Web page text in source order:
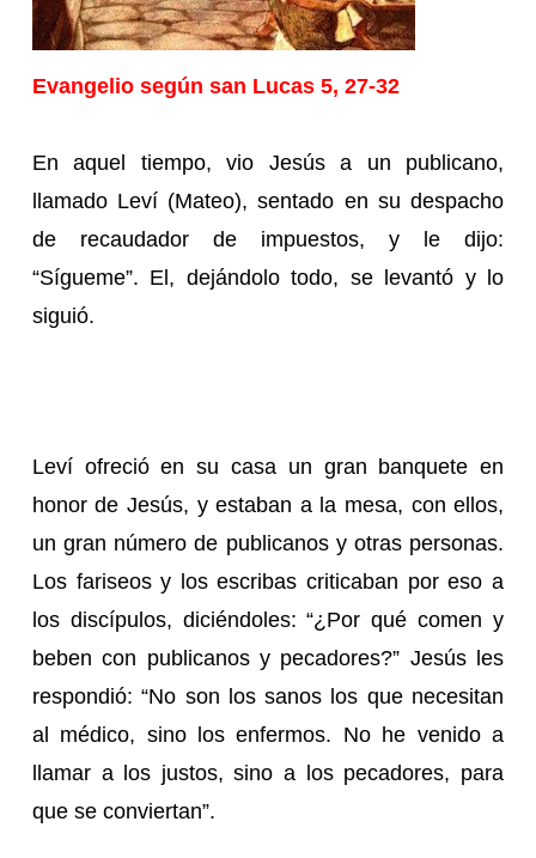
Evangelio según san Lucas 5, 27-32
En aquel tiempo, vio Jesús a un publicano,
llamado Leví (Mateo), sentado en su despacho
de recaudador de impuestos, y le dijo:
“Sígueme”. El, dejándolo todo, se levantó y lo
siguió.
Leví ofreció en su casa un gran banquete en
honor de Jesús, y estaban a la mesa, con ellos,
un gran número de publicanos y otras personas.
Los fariseos y los escribas criticaban por eso a
los discípulos, diciéndoles: “¿Por qué comen y
beben con publicanos y pecadores?” Jesús les
respondió: “No son los sanos los que necesitan
al médico, sino los enfermos. No he venido a
llamar a los justos, sino a los pecadores, para
que se conviertan”.